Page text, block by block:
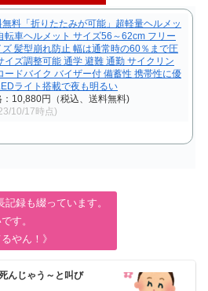
無料「折りたたみが可能」超軽量ヘルメッ
転車ヘルメット サイズ56～62cm フリー
ズ 髪型崩れ防止 幅は通常時の60％まで圧
イズ調整可能 通学 避難 通勤 サイクリン
ードバイク バイザー付 備蓄性 携帯性に優
ライト搭載で夜も明るい
：10,880円（税込、送料無料)
10/17時点)
録も綴っています。
す。
やん！》
んじゃう～と叫び